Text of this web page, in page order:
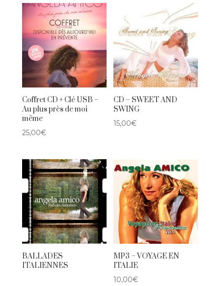
Coffret CD + Clé USB –
Au plus près de moi
même
25,00€
CD – SWEET AND
SWING
15,00€
BALLADES
ITALIENNES
MP3 – VOYAGE EN
ITALIE
10,00€